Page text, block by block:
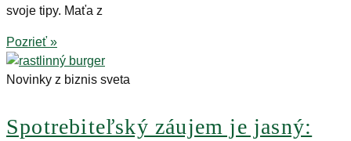
svoje tipy. Maťa z
Pozrieť »
Novinky z biznis sveta
Spotrebiteľský záujem je jasný: